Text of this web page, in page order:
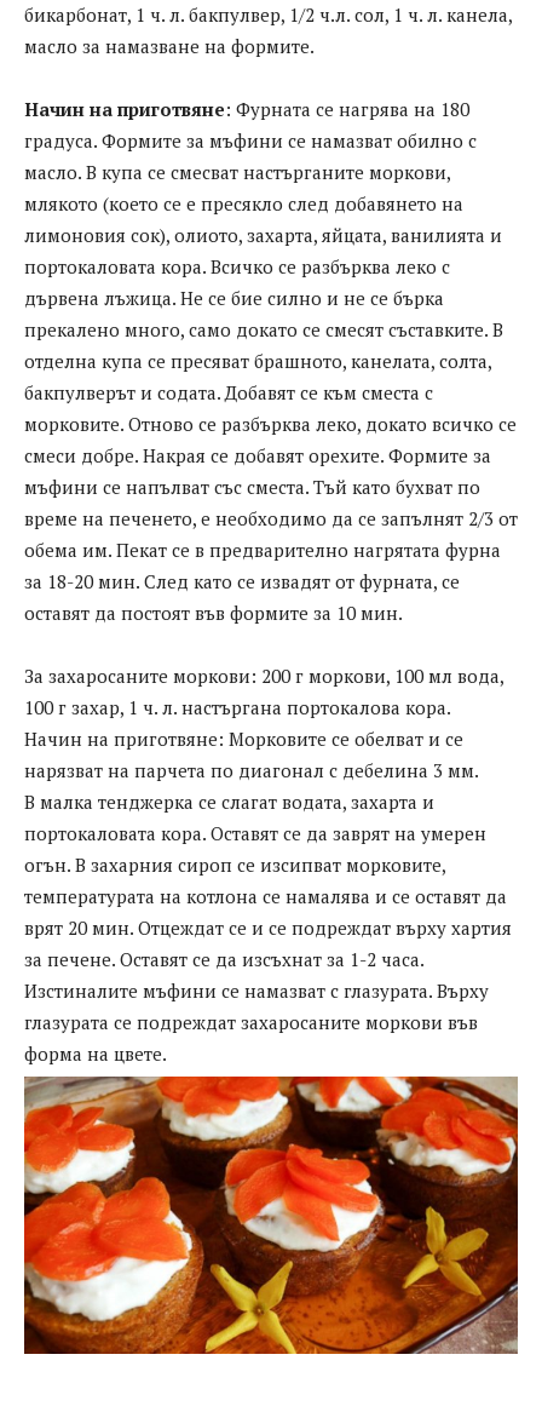
бикарбонат, 1 ч. л. бакпулвер, 1/2 ч.л. сол, 1 ч. л. канела,
масло за намазване на формите.
Начин на приготвяне: Фурната се нагрява на 180
градуса. Формите за мъфини се намазват обилно с
масло. В купа се смесват настърганите моркови,
млякото (което се е пресякло след добавянето на
лимоновия сок), олиото, захарта, яйцата, ванилията и
портокаловата кора. Всичко се разбърква леко с
дървена лъжица. Не се бие силно и не се бърка
прекалено много, само докато се смесят съставките. В
отделна купа се пресяват брашното, канелата, солта,
бакпулверът и содата. Добавят се към сместа с
морковите. Отново се разбърква леко, докато всичко се
смеси добре. Накрая се добавят орехите. Формите за
мъфини се напълват със сместа. Тъй като бухват по
време на печенето, е необходимо да се запълнят 2/3 от
обема им. Пекат се в предварително нагрятата фурна
за 18-20 мин. След като се извадят от фурната, се
оставят да постоят във формите за 10 мин.
За захаросаните моркови: 200 г моркови, 100 мл вода,
100 г захар, 1 ч. л. настъргана портокалова кора.
Начин на приготвяне: Морковите се обелват и се
нарязват на парчета по диагонал с дебелина 3 мм.
В малка тенджерка се слагат водата, захарта и
портокаловата кора. Оставят се да заврят на умерен
огън. В захарния сироп се изсипват морковите,
температурата на котлона се намалява и се оставят да
врят 20 мин. Отцеждат се и се подреждат върху хартия
за печене. Оставят се да изсъхнат за 1-2 часа.
Изстиналите мъфини се намазват с глазурата. Върху
глазурата се подреждат захаросаните моркови във
форма на цвете.